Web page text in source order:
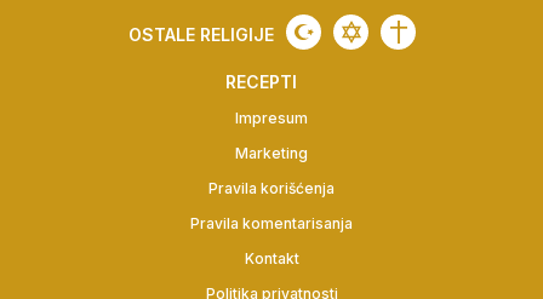
OSTALE RELIGIJE
RECEPTI
Impresum
Marketing
Pravila korišćenja
Pravila komentarisanja
Kontakt
Politika privatnosti